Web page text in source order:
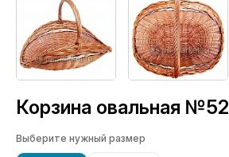
Корзина овальная №52
Выберите нужный размер